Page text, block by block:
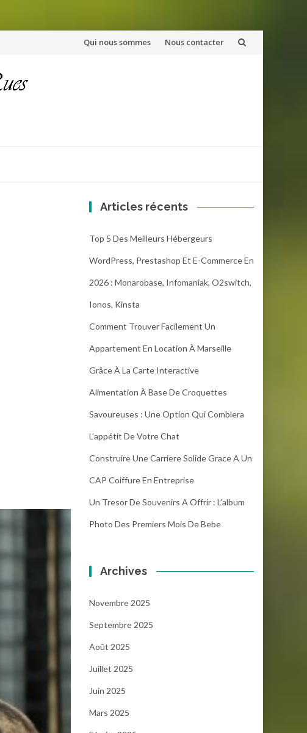
Aller
Qui nous sommes Nous contacter
Articles récents
Top 5 Des Meilleurs Hébergeurs
WordPress, Prestashop Et E-Commerce En
2026 : Monarobase, Infomaniak, O2switch,
Ionos, Kinsta
Comment Trouver Facilement Un
Appartement En Location À Marseille
Grâce À La Carte Interactive
Alimentation À Base De Croquettes
Savoureuses : Une Option Qui Comblera
L’appétit De Votre Chat
Construire Une Carriere Solide Grace A Un
CAP Coiffure En Entreprise
Un Tresor De Souvenirs A Offrir : L’album
Photo Des Premiers Mois De Bebe
Archives
Novembre 2025
Septembre 2025
Août 2025
Juillet 2025
Juin 2025
Mars 2025